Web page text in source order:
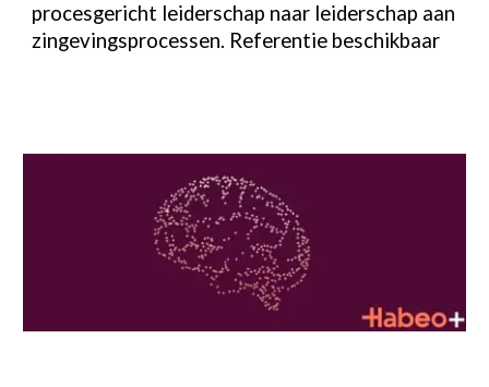
procesgericht leiderschap naar leiderschap aan
zingevingsprocessen. Referentie beschikbaar